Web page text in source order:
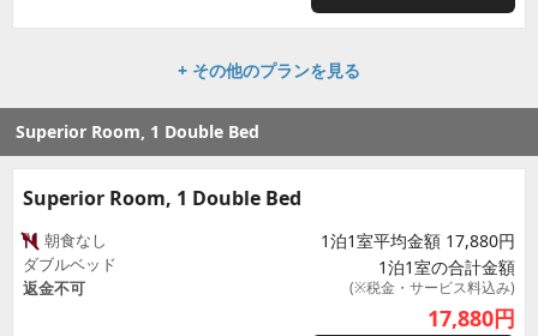
+ その他のプランを見る
Superior Room, 1 Double Bed
Superior Room, 1 Double Bed
朝食なし
ダブルベッド
返金不可
1泊1室平均金額 17,880円
1泊1室の合計金額
(※税金・サービス料込み)
17,880円